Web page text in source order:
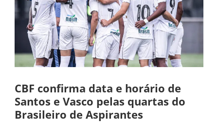
CBF confirma data e horário de
Santos e Vasco pelas quartas do
Brasileiro de Aspirantes